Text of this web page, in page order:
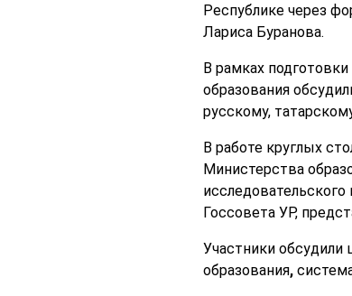
Республике через
Лариса Буранова.
В рамках
образования
русскому,
В работе круглых
Министерства
Госсовета УР,
Участники обсудили
образования,